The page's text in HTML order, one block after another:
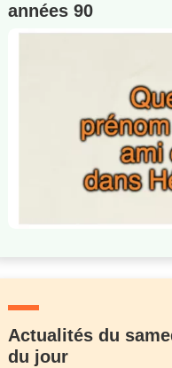
années 90
Actualités du
du jour